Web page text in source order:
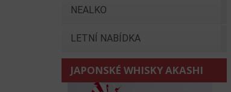
NEALKO
LETNÍ NABÍDKA
JAPONSKÉ WHISKY AKASHI